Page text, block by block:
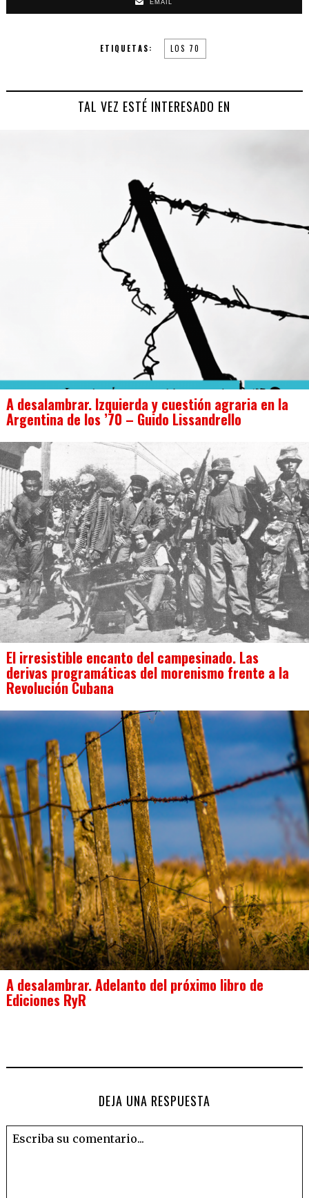
EMAIL
ETIQUETAS: LOS 70
TAL VEZ ESTÉ INTERESADO EN
A desalambrar. Izquierda y cuestión agraria en la
Argentina de los ’70 – Guido Lissandrello
El irresistible encanto del campesinado. Las
derivas programáticas del morenismo frente a la
Revolución Cubana
A desalambrar. Adelanto del próximo libro de
Ediciones RyR
DEJA UNA RESPUESTA